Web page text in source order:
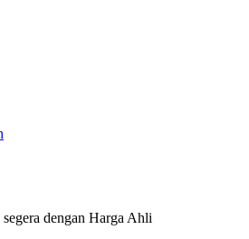
dengan Harga Ahli